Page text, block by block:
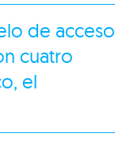
de acceso
cuatro
el